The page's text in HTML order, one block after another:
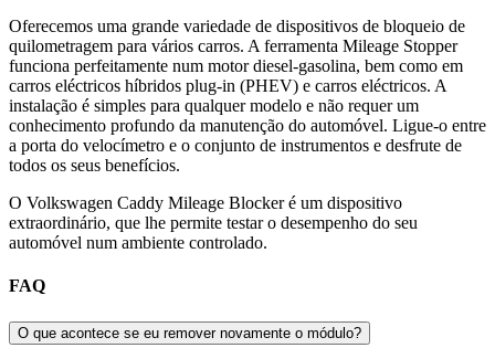
Oferecemos uma grande variedade de dispositivos de bloqueio de
quilometragem para vários carros. A ferramenta Mileage Stopper
funciona perfeitamente num motor diesel-gasolina, bem como em
carros eléctricos híbridos plug-in (PHEV) e carros eléctricos. A
instalação é simples para qualquer modelo e não requer um
conhecimento profundo da manutenção do automóvel. Ligue-o entre
a porta do velocímetro e o conjunto de instrumentos e desfrute de
todos os seus benefícios.
O Volkswagen Caddy Mileage Blocker é um dispositivo
extraordinário, que lhe permite testar o desempenho do seu
automóvel num ambiente controlado.
FAQ
O que acontece se eu remover novamente o módulo?